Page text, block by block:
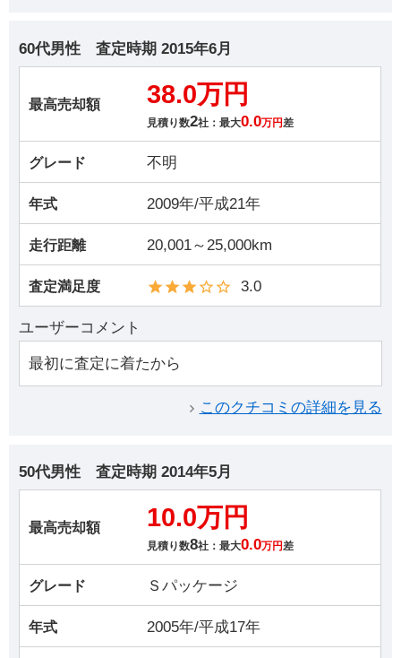
60代男性 査定時期 2015年6月
最高売却額 38.0万円
見積り数2社：最大0.0万円差
グレード 不明
年式 2009年/平成21年
走行距離 20,001～25,000km
査定満足度 3.0
ユーザーコメント
最初に査定に着たから
このクチコミの詳細を見る
50代男性 査定時期 2014年5月
最高売却額 10.0万円
見積り数8社：最大0.0万円差
グレード Ｓパッケージ
年式 2005年/平成17年